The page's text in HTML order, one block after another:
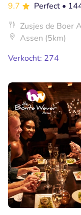
9.7
Perfect •
Zusjes de Boer
Assen (5km)
Verkocht: 274